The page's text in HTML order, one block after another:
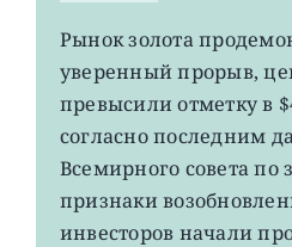
Рынок золота
уверенный прорыв,
превысили отметку в
согласно последним
Всемирного совета по
признаки
инвесторов начали